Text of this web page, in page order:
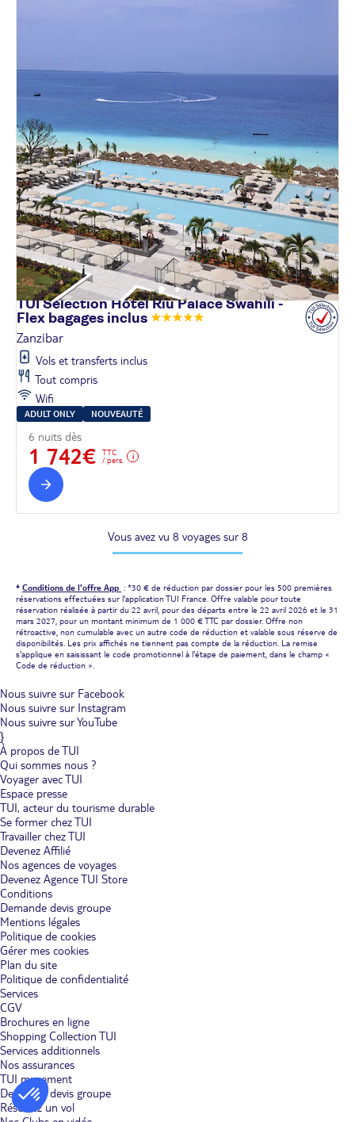
TUI Sélection Hôtel Riu Palace Swahili -
Flex bagages inclus
Zanzibar
Vols et transferts inclus
Tout compris
Wifi
ADULT ONLY NOUVEAUTÉ
6 nuits dès
1 742€
TTC
/ pers.
Vous avez vu 8 voyages sur 8
* Conditions de l'offre App : *30 € de réduction par dossier pour les 500 premières
réservations effectuées sur l'application TUI France. Offre valable pour toute
réservation réalisée à partir du 22 avril, pour des départs entre le 22 avril 2026 et le 31
mars 2027, pour un montant minimum de 1 000 € TTC par dossier. Offre non
rétroactive, non cumulable avec un autre code de réduction et valable sous réserve de
disponibilités. Les prix affichés ne tiennent pas compte de la réduction. La remise
s'applique en saisissant le code promotionnel à l'étape de paiement, dans le champ «
Code de réduction ».
Nous suivre sur Facebook
Nous suivre sur Instagram
Nous suivre sur YouTube
}
À propos de TUI
Qui sommes nous ?
Voyager avec TUI
Espace presse
TUI, acteur du tourisme durable
Se former chez TUI
Travailler chez TUI
Devenez Affilié
Nos agences de voyages
Devenez Agence TUI Store
Conditions
Demande devis groupe
Mentions légales
Politique de cookies
Gérer mes cookies
Plan du site
Politique de confidentialité
Services
CGV
Brochures en ligne
Shopping Collection TUI
Services additionnels
Nos assurances
TUI musement
Demande devis groupe
Réservez un vol